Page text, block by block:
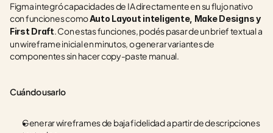
Figma integró capacidades de IA directamente en su flujo nativo
con funciones como Auto Layout inteligente, Make Designs y
First Draft. Con estas funciones, podés pasar de un brief textual a
un wireframe inicial en minutos, o generar variantes de
componentes sin hacer copy-paste manual.
Cuándo usarlo
Generar wireframes de baja fidelidad a partir de descripciones